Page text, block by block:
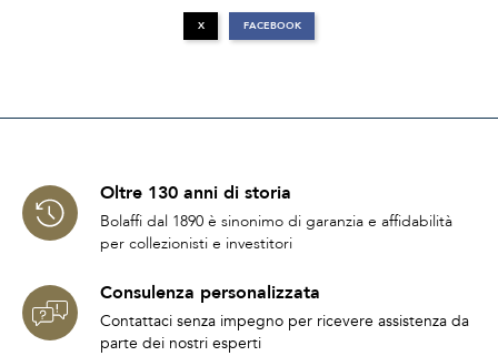
X FACEBOOK
Oltre 130 anni di storia
Bolaffi dal 1890 è sinonimo di garanzia e affidabilità
per collezionisti e investitori
Consulenza personalizzata
Contattaci senza impegno per ricevere assistenza da
parte dei nostri esperti